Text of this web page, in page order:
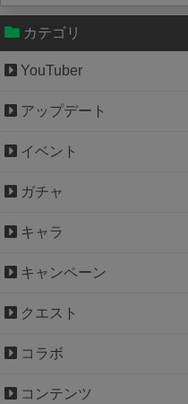
Powered by livedoor 相互RSS
カテゴリ
YouTuber
アップデート
イベント
ガチャ
キャラ
キャンペーン
クエスト
コラボ
コンテンツ